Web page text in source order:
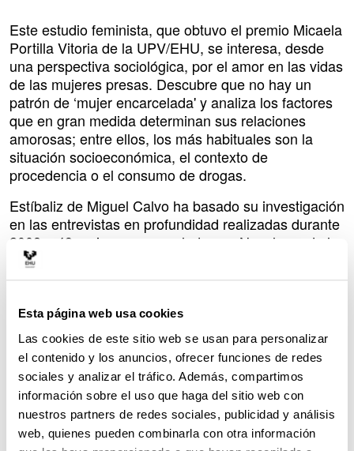
Esta página web usa cookies
Las cookies de este sitio web se usan para personalizar
el contenido y los anuncios, ofrecer funciones de redes
sociales y analizar el tráfico. Además, compartimos
información sobre el uso que haga del sitio web con
nuestros partners de redes sociales, publicidad y análisis
web, quienes pueden combinarla con otra información
Este estudio feminista, que obtuvo el premio Micaela
Portilla Vitoria de la UPV/EHU, se interesa, desde
una perspectiva sociológica, por el amor en las vidas
de las mujeres presas. Descubre que no hay un
patrón de ‘mujer encarcelada' y analiza los factores
que en gran medida determinan sus relaciones
amorosas; entre ellos, los más habituales son la
situación socioeconómica, el contexto de
procedencia o el consumo de drogas.
Estíbaliz de Miguel Calvo ha basado su investigación
en las entrevistas en profundidad realizadas durante
2008 a 49 mujeres encarceladas en Nanclares de la
Oca (‘Nanclares de la Loca', como la llaman las
propias presas). La socióloga en su trabajo destaca
metafóricamente como ‘un cautiverio' en libertad,
pero una ‘liberación' en prisión". En este sentido, la
cárcel trae consigo la ventaja de proporcionar a las
mujeres una oportunidad para la soledad y la
reflexión sobre su situación de pareja.
En la cárcel, el amor es un puntal para sostener a
estas mujeres, para sobrevivir al encierro y para